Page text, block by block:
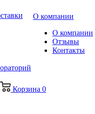
О компании
О компании
Отзывы
Контакты
Корзина 0